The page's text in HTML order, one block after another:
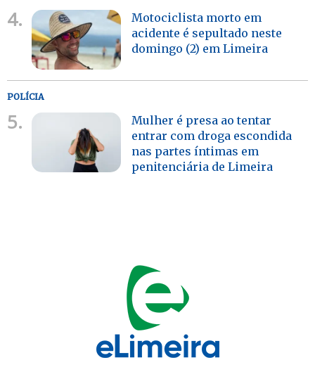
4.
Motociclista morto em
acidente é sepultado neste
domingo (2) em Limeira
POLÍCIA
5.
Mulher é presa ao tentar
entrar com droga escondida
nas partes íntimas em
penitenciária de Limeira